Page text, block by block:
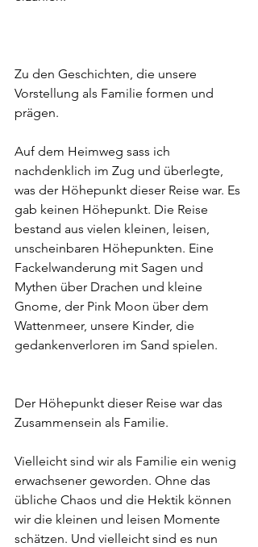
Zu den Geschichten, die unsere
Vorstellung als Familie formen und
prägen.
Auf dem Heimweg sass ich
nachdenklich im Zug und überlegte,
was der Höhepunkt dieser Reise war. Es
gab keinen Höhepunkt. Die Reise
bestand aus vielen kleinen, leisen,
unscheinbaren Höhepunkten. Eine
Fackelwanderung mit Sagen und
Mythen über Drachen und kleine
Gnome, der Pink Moon über dem
Wattenmeer, unsere Kinder, die
gedankenverloren im Sand spielen.
Der Höhepunkt dieser Reise war das
Zusammensein als Familie.
Vielleicht sind wir als Familie ein wenig
erwachsener geworden. Ohne das
übliche Chaos und die Hektik können
wir die kleinen und leisen Momente
schätzen. Und vielleicht sind es nun